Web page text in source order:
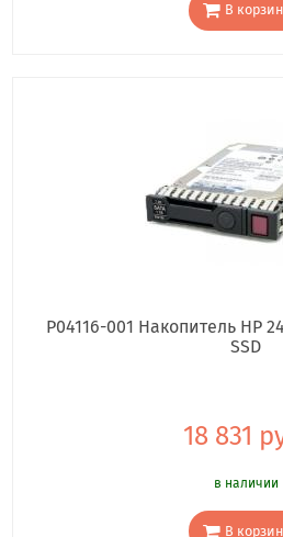
В
P04116-001 Накопитель HP
SSD
18 831
в наличии
В